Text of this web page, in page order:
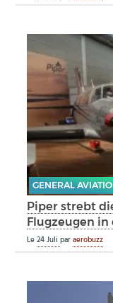
GENERAL
Piper strebt
Flugzeugen in
Le24 Juliparaerobuzz